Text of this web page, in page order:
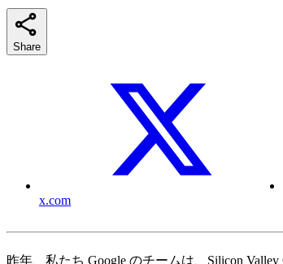
Share
x.com
昨年、私たち Google のチームは、Silicon